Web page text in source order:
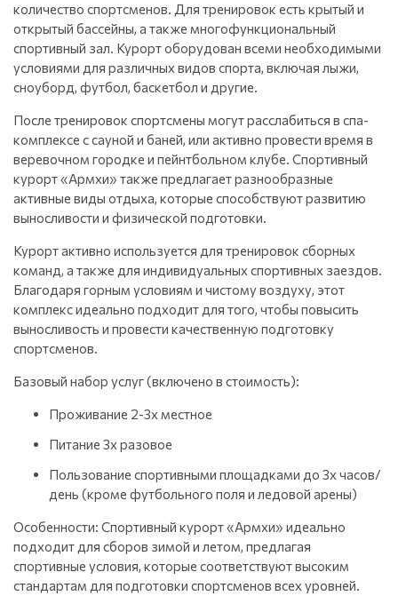
количество спортсменов. Для тренировок есть крытый и
открытый бассейны, а также многофункциональный
спортивный зал. Курорт оборудован всеми необходимыми
условиями для различных видов спорта, включая лыжи,
сноуборд, футбол, баскетбол и другие.
После тренировок спортсмены могут расслабиться в спа-
комплексе с сауной и баней, или активно провести время в
веревочном городке и пейнтбольном клубе. Спортивный
курорт «Армхи» также предлагает разнообразные
активные виды отдыха, которые способствуют развитию
выносливости и физической подготовки.
Курорт активно используется для тренировок сборных
команд, а также для индивидуальных спортивных заездов.
Благодаря горным условиям и чистому воздуху, этот
комплекс идеально подходит для того, чтобы повысить
выносливость и провести качественную подготовку
спортсменов.
Базовый набор услуг (включено в стоимость):
Проживание 2-3х местное
Питание 3х разовое
Пользование спортивными площадками до 3х часов/
день (кроме футбольного поля и ледовой арены)
Особенности: Спортивный курорт «Армхи» идеально
подходит для сборов зимой и летом, предлагая
спортивные условия, которые соответствуют высоким
стандартам для подготовки спортсменов всех уровней.